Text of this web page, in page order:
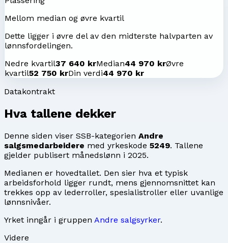
Mellom median og øvre kvartil
Dette ligger i øvre del av den midterste halvparten av
lønnsfordelingen.
Nedre kvartil37 640 krMedian44 970 krØvre
kvartil52 750 krDin verdi44 970 kr
Datakontrakt
Hva tallene dekker
Denne siden viser SSB-kategorien Andre
salgsmedarbeidere med yrkeskode 5249. Tallene
gjelder publisert månedslønn i 2025.
Medianen er hovedtallet. Den sier hva et typisk
arbeidsforhold ligger rundt, mens gjennomsnittet kan
trekkes opp av lederroller, spesialistroller eller uvanlige
lønnsnivåer.
Yrket inngår i gruppen Andre salgsyrker.
Videre